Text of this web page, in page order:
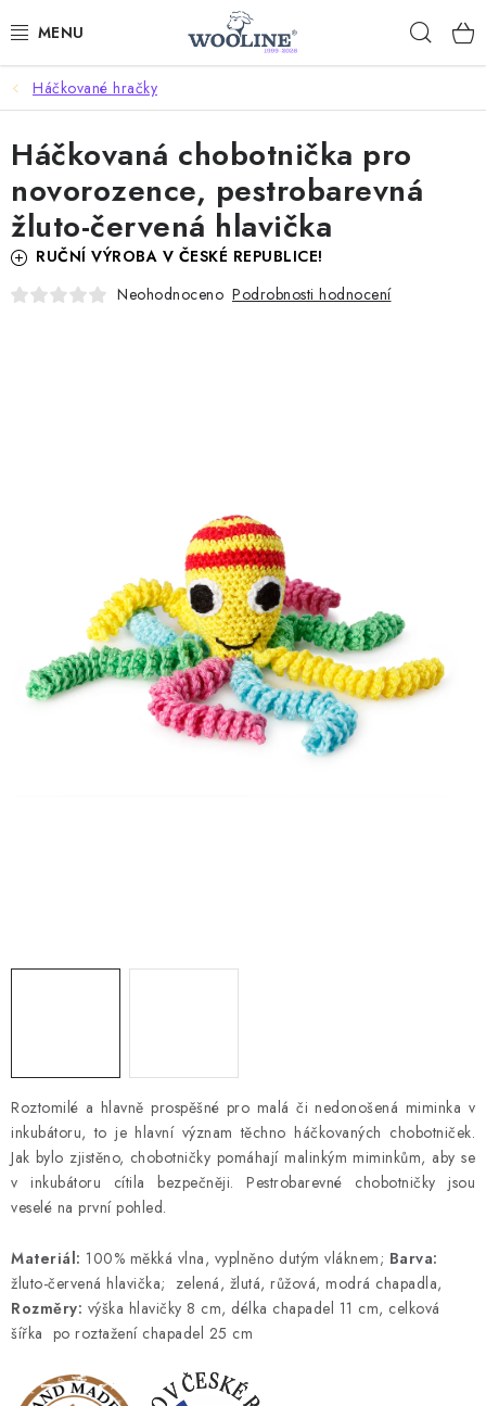
na
AKCE %
DÁRKOVÉ POUKAZY
OBLEČENÍ
OBUV
Háčkované hračky
Roztomilé a hlavně prospěšné pro malá či nedonošená miminka v
inkubátoru, to je hlavní význam těchno háčkovaných chobotniček.
Jak bylo zjistěno, chobotničky pomáhají malinkým miminkům, aby se
v inkubátoru cítila bezpečněji. Pestrobarevné chobotničky jsou
veselé na první pohled.
Materiál: 100% měkká vlna, vyplněno dutým vláknem; Barva:
žluto-červená hlavička; zelená, žlutá, růžová, modrá chapadla,
Rozměry: výška hlavičky 8 cm, délka chapadel 11 cm, celková
šířka po roztažení chapadel 25 cm
Háčkovaná chobotnička pro
novorozence, pestrobarevná
žluto-červená hlavička
RUČNÍ VÝROBA V ČESKÉ REPUBLICE!
Neohodnoceno Podrobnosti hodnocení